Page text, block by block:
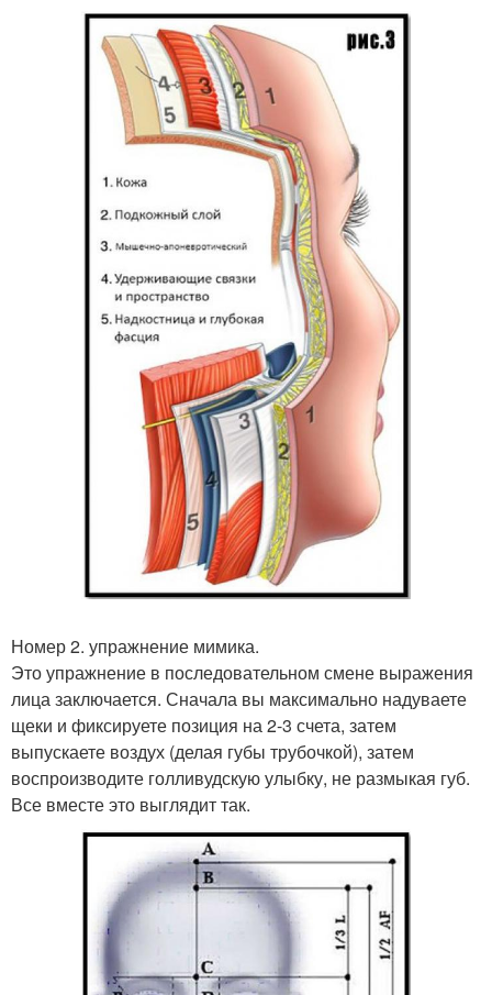
Номер 2. упражнение мимика.
Это упражнение в последовательном смене выражения
лица заключается. Сначала вы максимально надуваете
щеки и фиксируете позиция на 2-3 счета, затем
выпускаете воздух (делая губы трубочкой), затем
воспроизводите голливудскую улыбку, не размыкая губ.
Все вместе это выглядит так.